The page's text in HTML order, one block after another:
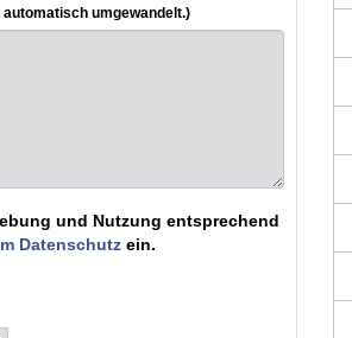
umgewandelt.)
und Nutzung entsprechend
Datenschutz ein.